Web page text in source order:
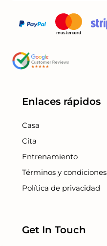
Enlaces rápidos
Casa
Cita
Entrenamiento
Términos y condiciones
Política de privacidad
Get In Touch